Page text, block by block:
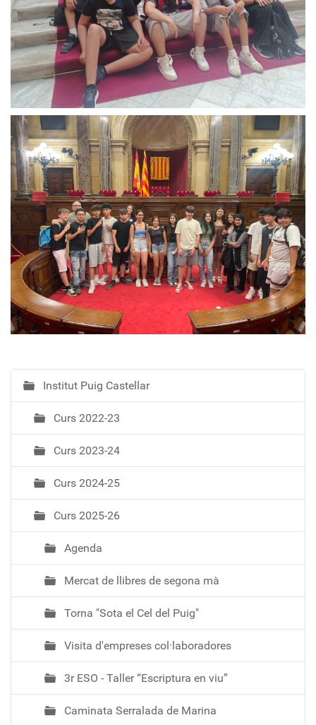
N
a
e
a
Institut Puig Castellar
Curs 2022-23
Curs 2023-24
Curs 2024-25
Curs 2025-26
Agenda
Mercat de llibres de segona mà
Torna "Sota el Cel del Puig"
Visita d'empreses col·laboradores
3r ESO - Taller “Escriptura en viu”
Caminata Serralada de Marina